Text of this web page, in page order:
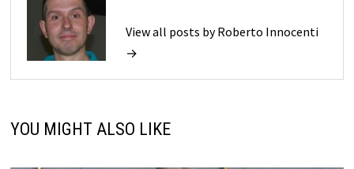
View all posts by Roberto Innocenti
→
YOU MIGHT ALSO LIKE